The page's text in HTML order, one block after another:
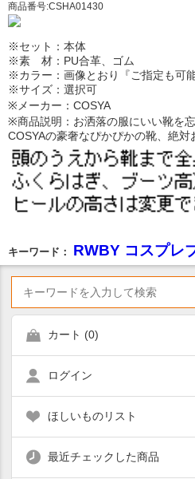
商品番号:CSHA01430
※セット：本体
※素 材：PU合革、ゴム
※カラー：画像とおり『ご指定も可能
※サイズ：選択可
※メーカー：COSYA
※商品説明：お洒落の服にいい靴を
COSYAの豪奢なぴかぴかの靴、絶対
キーワード： RWBY コスプレ
カート (0)
ログイン
ほしいものリスト
最近チェックした商品